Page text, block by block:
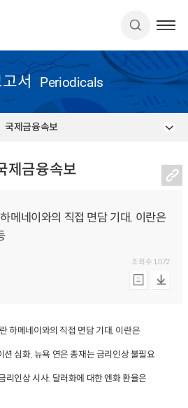
서 Periodicals
국제금융속보
제금융속보
메네이와의 직접 면담 기대. 이란은
조회수 1,072
하메네이와의 직접 면담 기대. 이란은
심화. 뉴욕 연은 총재는 금리인상 불필요
리인상 시사. 달러화에 대한 엔화 환율은